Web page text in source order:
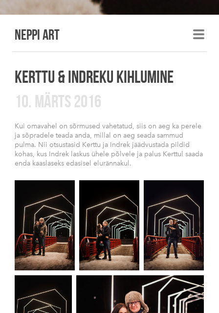
Neppi art
KERTTU & INDREKU KIHLUMINE
10. MÄRTS 2016
Kui omavahel on sõrmused vahetatud, siis on aeg ka perele
ja sõpradele teada anda, millal on aeg seada sammud
pulma. Nii otsustasid Kerttu ja Indrek jäädvustada pildid
kohas, kus Indrek laskus ühele põlvele ja palus Kerttul saada
enda kaaslaseks edasisel elurännakul.